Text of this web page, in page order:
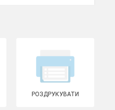
РОЗДРУКУВАТИ